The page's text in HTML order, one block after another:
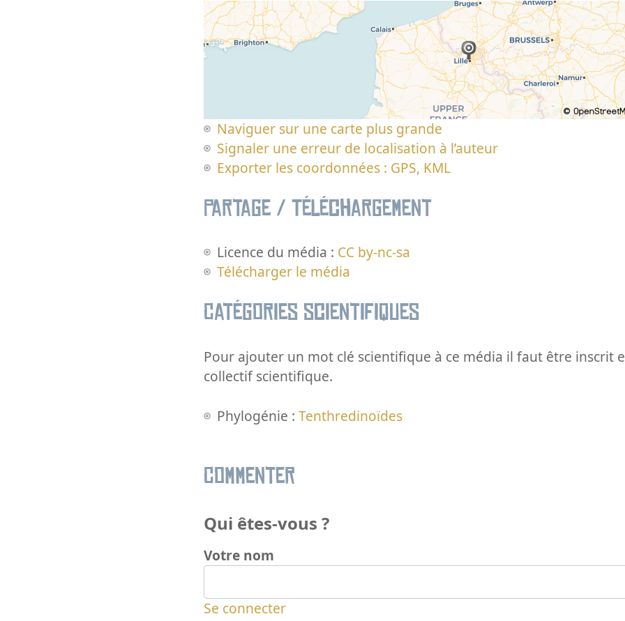
Naviguer sur une carte plus grande
Signaler une erreur de localisation à l’auteur
Exporter les coordonnées : GPS, KML
Partage / Téléchargement
Licence du média : CC by-nc-sa
Télécharger le média
Catégories scientifiques
Pour ajouter un mot clé scientifique à ce média il faut être inscrit
collectif scientifique.
Phylogénie :Tenthredinoïdes
Commenter
Qui êtes-vous ?
Votre nom
Se connecter